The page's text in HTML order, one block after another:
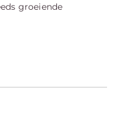
groeiende